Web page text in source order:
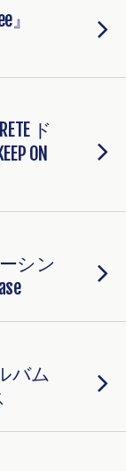
』
ド
ON
ーシン
バム